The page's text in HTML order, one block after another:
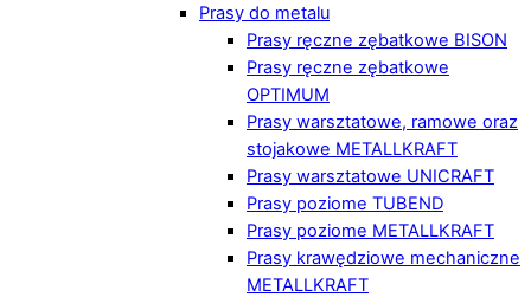
Prasy do metalu
Prasy ręczne zębatkowe BISON
Prasy ręczne zębatkowe
OPTIMUM
Prasy warsztatowe, ramowe oraz
stojakowe METALLKRAFT
Prasy warsztatowe UNICRAFT
Prasy poziome TUBEND
Prasy poziome METALLKRAFT
Prasy krawędziowe mechaniczne
METALLKRAFT